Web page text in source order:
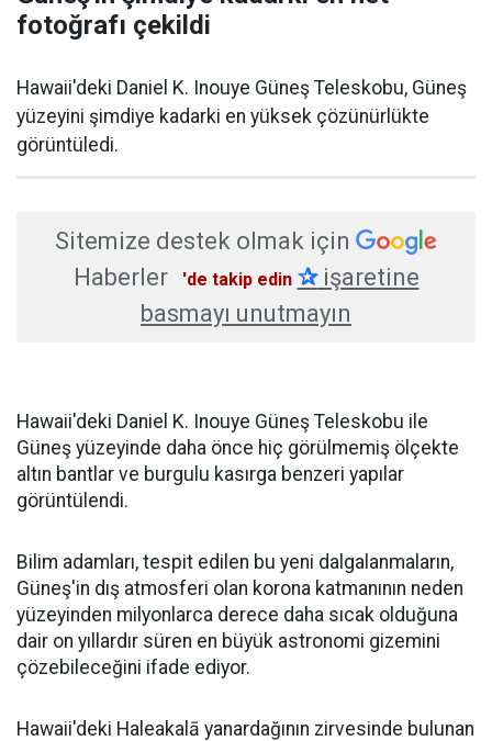
fotoğrafı çekildi
Hawaii'deki Daniel K. Inouye Güneş Teleskobu, Güneş
yüzeyini şimdiye kadarki en yüksek çözünürlükte
görüntüledi.
Sitemize destek olmak için
Haberler
'de takip edin ✰işaretine
basmayı unutmayın
Hawaii'deki Daniel K. Inouye Güneş Teleskobu ile
Güneş yüzeyinde daha önce hiç görülmemiş ölçekte
altın bantlar ve burgulu kasırga benzeri yapılar
görüntülendi.
Bilim adamları, tespit edilen bu yeni dalgalanmaların,
Güneş'in dış atmosferi olan korona katmanının neden
yüzeyinden milyonlarca derece daha sıcak olduğuna
dair on yıllardır süren en büyük astronomi gizemini
çözebileceğini ifade ediyor.
Hawaii'deki Haleakalā yanardağının zirvesinde bulunan